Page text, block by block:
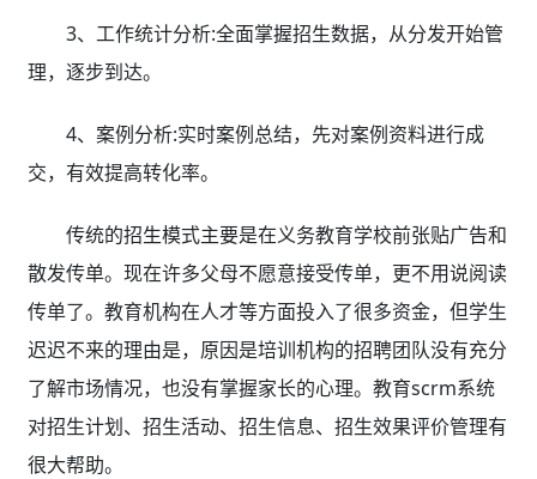
3、工作统计分析:全面掌握招生数据，从分发开始管
理，逐步到达。
4、案例分析:实时案例总结，先对案例资料进行成
交，有效提高转化率。
传统的招生模式主要是在义务教育学校前张贴广告和
散发传单。现在许多父母不愿意接受传单，更不用说阅读
传单了。教育机构在人才等方面投入了很多资金，但学生
迟迟不来的理由是，原因是培训机构的招聘团队没有充分
了解市场情况，也没有掌握家长的心理。教育scrm系统
对招生计划、招生活动、招生信息、招生效果评价管理有
很大帮助。